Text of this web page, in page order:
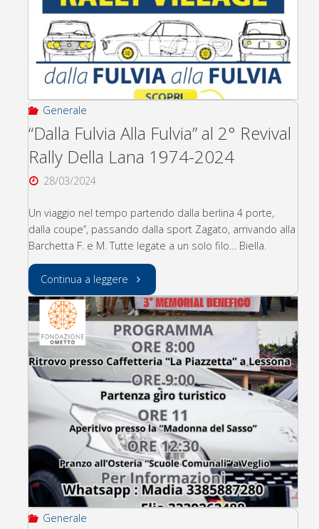
Generale
“Dalla Fulvia Alla Fulvia” al 2° Revival
Rally Della Lana 1974-2024
28/03/2024
Un viaggio nel tempo partendo dalla berlina 4 porte,
dalla coupe”, passando dalla sport Zagato, arrivando alla
Barchetta F. e M. Tutte legate a un solo filo… Biella.
Continua a leggere "“Dalla
Fulvia
Alla
Fulvia”
al
2°
Revival
Rally
Generale